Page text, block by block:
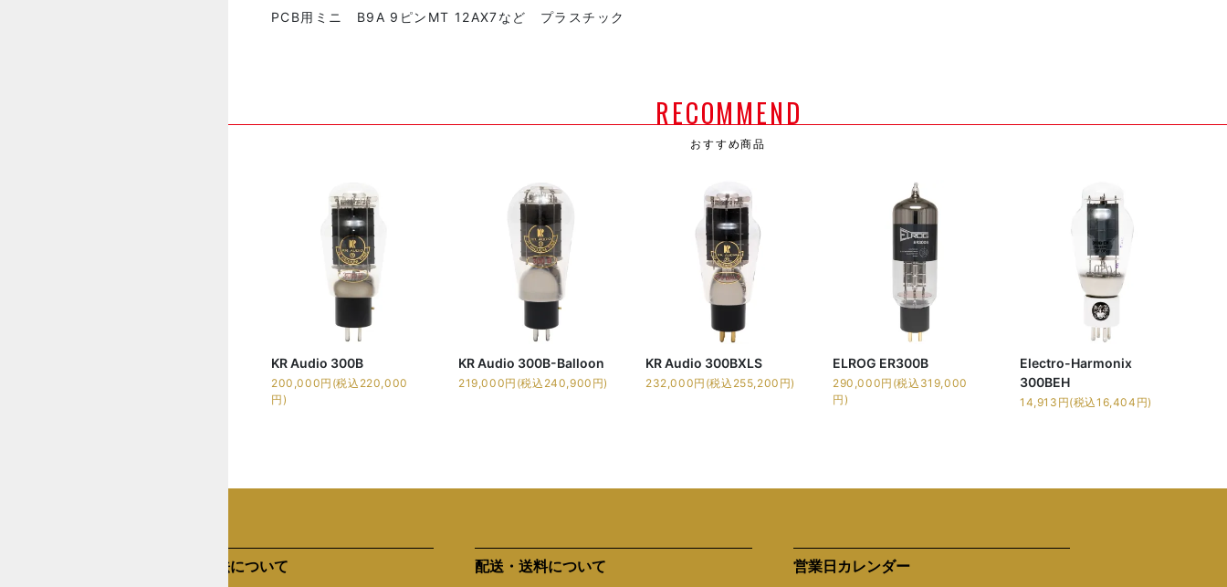
PCB用ミニ B9A 9ピンMT 12AX7など プラスチック
RECOMMEND
おすすめ商品
KR Audio 300B
200,000円(税込220,000
円)
KR Audio 300B-Balloon
219,000円(税込240,900円)
KR Audio 300BXLS
232,000円(税込255,200円)
ELROG ER300B
290,000円(税込319,000
円)
Electro-Harmonix
300BEH
14,913円(税込16,404円)
支払い方法について 配送・送料について 営業日カレンダー